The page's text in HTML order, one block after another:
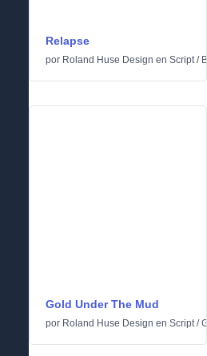
Relapse
por Roland Huse Design en Script/
Gold Under The Mud
por Roland Huse Design en Script/